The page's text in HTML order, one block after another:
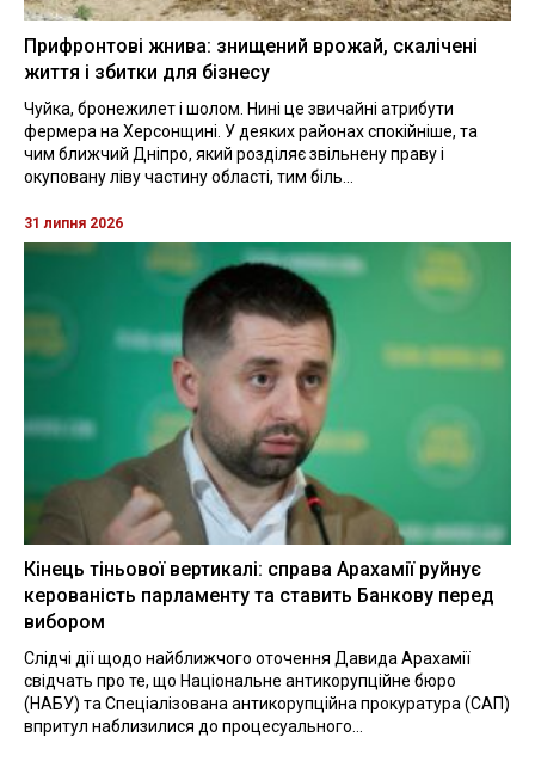
Прифронтові жнива: знищений врожай, скалічені
життя і збитки для бізнесу
Чуйка, бронежилет і шолом. Нині це звичайні атрибути
фермера на Херсонщині. У деяких районах спокійніше, та
чим ближчий Дніпро, який розділяє звільнену праву і
окуповану ліву частину області, тим біль...
31 липня 2026
Кінець тіньової вертикалі: справа Арахамії руйнує
керованість парламенту та ставить Банкову перед
вибором
Слідчі дії щодо найближчого оточення Давида Арахамії
свідчать про те, що Національне антикорупційне бюро
(НАБУ) та Спеціалізована антикорупційна прокуратура (САП)
впритул наблизилися до процесуального...